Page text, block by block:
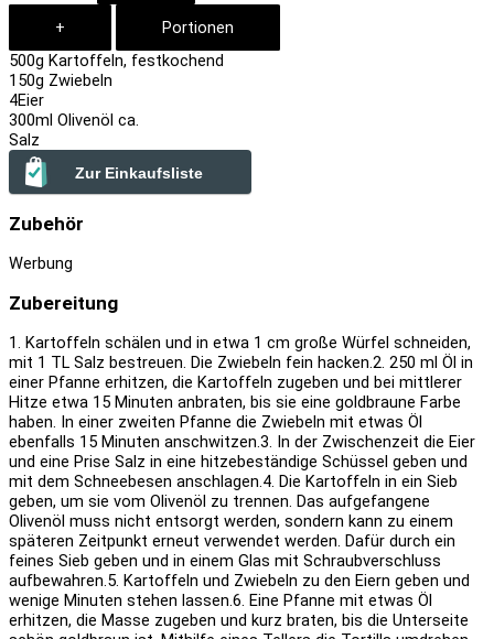
500g Kartoffeln, festkochend
150g Zwiebeln
4Eier
300ml Olivenöl ca.
Salz
Zur Einkaufsliste
Zubehör
Werbung
Zubereitung
1. Kartoffeln schälen und in etwa 1 cm große Würfel schneiden,
mit 1 TL Salz bestreuen. Die Zwiebeln fein hacken.2. 250 ml Öl in
einer Pfanne erhitzen, die Kartoffeln zugeben und bei mittlerer
Hitze etwa 15 Minuten anbraten, bis sie eine goldbraune Farbe
haben. In einer zweiten Pfanne die Zwiebeln mit etwas Öl
ebenfalls 15 Minuten anschwitzen.3. In der Zwischenzeit die Eier
und eine Prise Salz in eine hitzebeständige Schüssel geben und
mit dem Schneebesen anschlagen.4. Die Kartoffeln in ein Sieb
geben, um sie vom Olivenöl zu trennen. Das aufgefangene
Olivenöl muss nicht entsorgt werden, sondern kann zu einem
späteren Zeitpunkt erneut verwendet werden. Dafür durch ein
feines Sieb geben und in einem Glas mit Schraubverschluss
aufbewahren.5. Kartoffeln und Zwiebeln zu den Eiern geben und
wenige Minuten stehen lassen.6. Eine Pfanne mit etwas Öl
erhitzen, die Masse zugeben und kurz braten, bis die Unterseite